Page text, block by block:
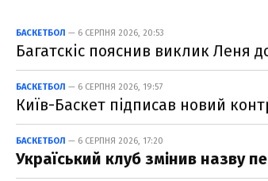
БАСКЕТБОЛ — 6 СЕРПНЯ 2026, 20:53
Багатскіс пояснив виклик Леня
БАСКЕТБОЛ — 6 СЕРПНЯ 2026, 19:57
Київ-Баскет підписав новий
БАСКЕТБОЛ — 6 СЕРПНЯ 2026, 17:20
Україський клуб змінив назву